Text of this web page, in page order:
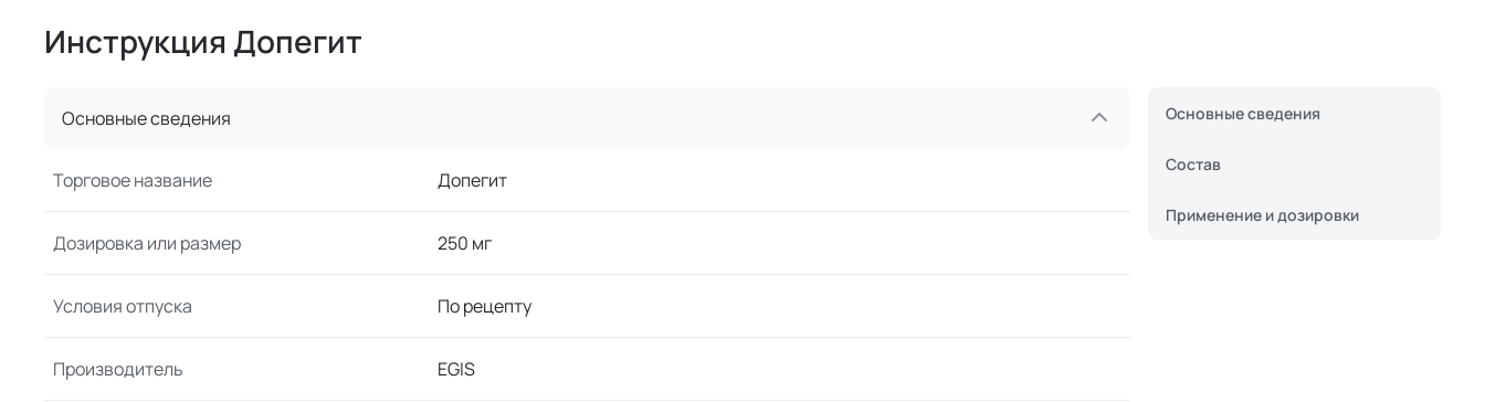
Инструкция Допегит
Основные сведения
Торговое название Допегит
Дозировка или размер 250 мг
Условия отпуска По рецепту
Производитель EGIS
Основные сведения
Состав
Применение и дозировки